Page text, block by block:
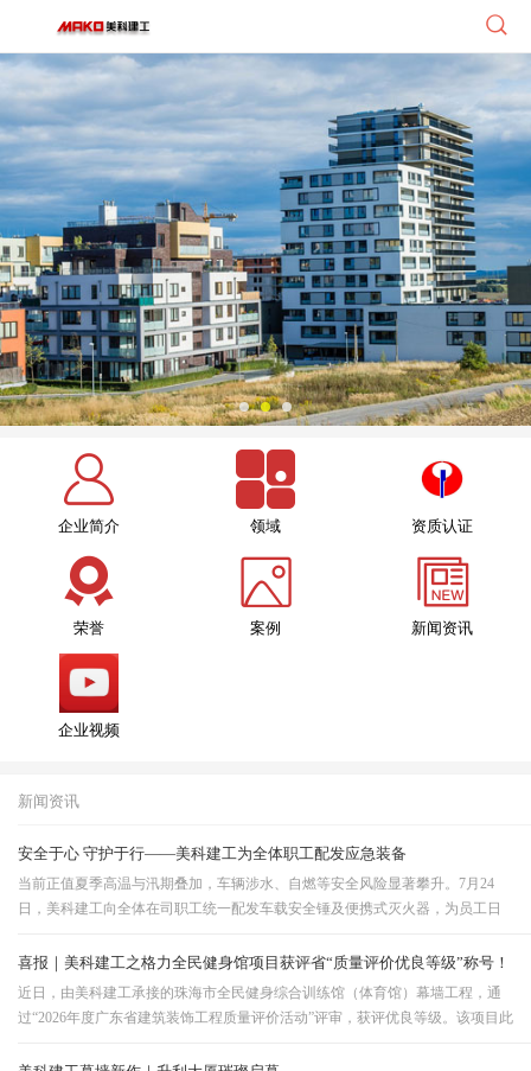
企业简介 领域 资质认证
荣誉 案例 新闻资讯
企业视频
新闻资讯
安全于心 守护于行——美科建工为全体职工配发应急装备
当前正值夏季高温与汛期叠加，车辆涉水、自燃等安全风险显著攀升。7月24
日，美科建工向全体在司职工统一配发车载安全锤及便携式灭火器，为员工日
人事部同事演示了安全锤的破窗技巧与灭火器的操作要…
喜报｜美科建工之格力全民健身馆项目获评省“质量评价优良等级”称号！
近日，由美科建工承接的珠海市全民健身综合训练馆（体育馆）幕墙工程，通
过“2026年度广东省建筑装饰工程质量评价活动”评审，获评优良等级。该项目此
及公共建筑幕墙领域的技术实力与综合竞争力。珠…